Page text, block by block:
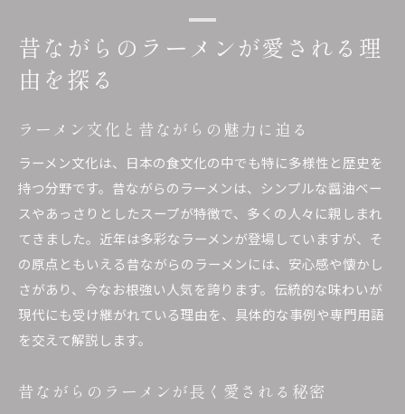
シコシコ食感の意味をラーメンで体感
ラーメンのシコシコ食感とは何か徹底解説
昔ながらのラーメンで味わう麺の食感特徴
ラーメン用語「シコシコ」の由来と実際
シコシコ麺が支持されるラーメンの理由
家庭で楽しむラーメンの食感再現ポイント
中華そばの魅力と昔ながらの味の秘密
中華そばとラーメンの違いを分かりやすく
昔ながらのラーメンが持つ深い味わいとは
中華そばのスープが伝える歴史と伝統
昔ながらの中華そばランキング傾向に注目
昔ながらのラーメンが愛される理
由を探る
ラーメン文化と昔ながらの魅力に迫る
ラーメン文化は、日本の食文化の中でも特に多様性と歴史を
持つ分野です。昔ながらのラーメンは、シンプルな醤油ベー
スやあっさりとしたスープが特徴で、多くの人々に親しまれ
てきました。近年は多彩なラーメンが登場していますが、そ
の原点ともいえる昔ながらのラーメンには、安心感や懐かし
さがあり、今なお根強い人気を誇ります。伝統的な味わいが
現代にも受け継がれている理由を、具体的な事例や専門用語
を交えて解説します。
昔ながらのラーメンが長く愛される秘密